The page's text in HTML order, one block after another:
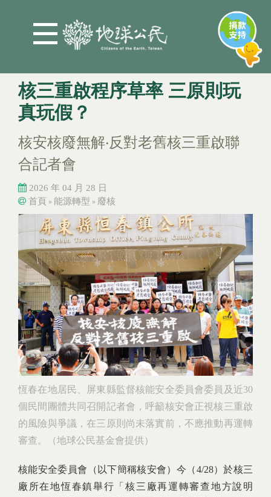
核三重啟程序草率 三原則玩
真玩假？
核安核廢無解‧反對老舊核三重啟聯
合記者會
2026 年 04 月 28 日
您在這裡
首頁 » 能源轉型 » 廢核
您在這裡
恆春在地居民、屏東縣監督核能安全委員會委員及近30
個民間團體共同召開記者會，呼籲核安會正視核三重啟
的風險與爭議，在三原則尚未落實前，不應推動再運轉
審查。（地球公民基金會提供）
核能安全委員會（以下簡稱核安會）今（4/28）於核三
廠所在地恆春鎮舉行「核三廠再運轉審查地方說明